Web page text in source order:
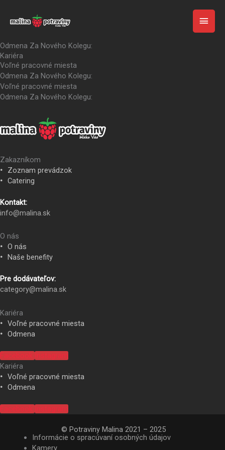
obsah
Voľné pracovné miesta
Odmena Za Nového Kolegu:
Odmena Za Nového Kolegu:
Kariéra
Voľné pracovné miesta
Odmena Za Nového Kolegu:
Voľné pracovné miesta
Odmena Za Nového Kolegu:
Zakazníkom
Zoznam prevádzok
Catering
Kontakt:
info@malina.sk
O nás
O nás
Naše benefity
Pre dodávateľov:
category@malina.sk
Kariéra
Voľné pracovné miesta
Odmena
Facebook Instagram
Kariéra
Voľné pracovné miesta
Odmena
Facebook Instagram
© Potraviny Malina 2021 – 2025
Informácie o spracúvaní osobných údajov
Kamery